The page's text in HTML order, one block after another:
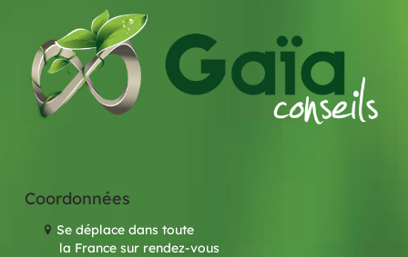
Coordonnées
Se déplace dans toute
la France sur rendez-vous